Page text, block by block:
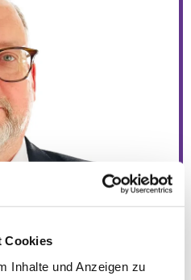
Cookies
Inhalte und Anzeigen zu
© Privat